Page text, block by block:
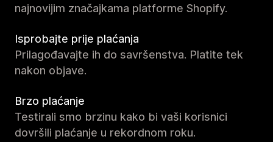
najnovijim značajkama platforme Shopify.
Isprobajte prije plaćanja
Prilagođavajte ih do savršenstva. Platite tek
nakon objave.
Brzo plaćanje
Testirali smo brzinu kako bi vaši korisnici
dovršili plaćanje u rekordnom roku.